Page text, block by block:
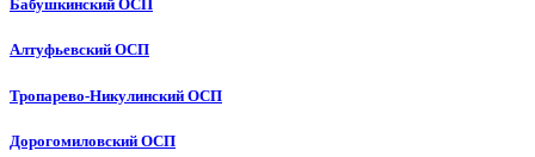
Бабушкинский ОСП
Алтуфьевский ОСП
Тропарево-Никулинский ОСП
Дорогомиловский ОСП